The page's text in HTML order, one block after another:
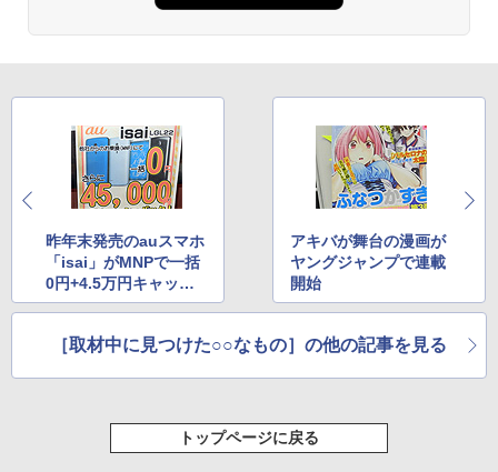
昨年末発売のauスマホ
「isai」がMNPで一括
0円+4.5万円キャッシ
ュバック
アキバが舞台の漫画が
ヤングジャンプで連載
開始
［取材中に見つけた○○なもの］の他の記事を見る
トップページに戻る